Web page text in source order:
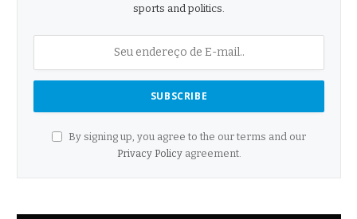
sports and politics.
By signing up, you agree to the our terms and our
Privacy Policyagreement.